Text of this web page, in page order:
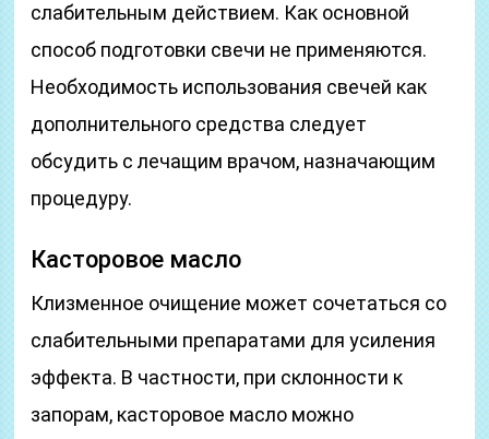
слабительным действием. Как основной
способ подготовки свечи не применяются.
Необходимость использования свечей как
дополнительного средства следует
обсудить с лечащим врачом, назначающим
процедуру.
Касторовое масло
Клизменное очищение может сочетаться со
слабительными препаратами для усиления
эффекта. В частности, при склонности к
запорам, касторовое масло можно